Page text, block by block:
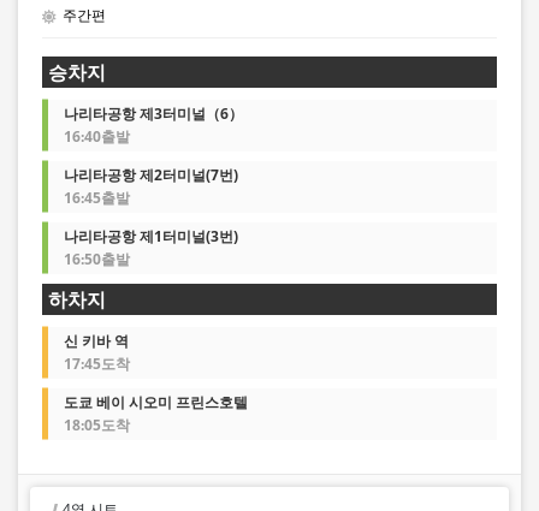
주간편
승차지
나리타공항 제3터미널（6）
16:40출발
나리타공항 제2터미널(7번)
16:45출발
나리타공항 제1터미널(3번)
16:50출발
하차지
신 키바 역
17:45도착
도쿄 베이 시오미 프린스호텔
18:05도착